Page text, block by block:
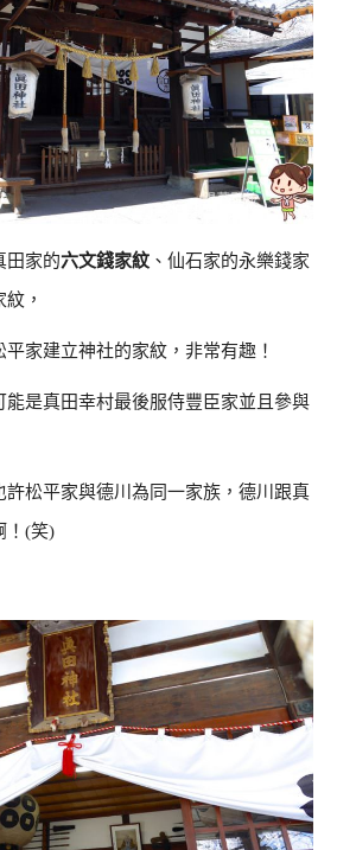
田家的六文錢家紋 、仙石家的永樂錢家
，
家建立神社的家紋，非常有趣！
能是真田幸村最後服侍豐臣家並且參與
許松平家與德川為同一家族，德川跟真
！(笑)